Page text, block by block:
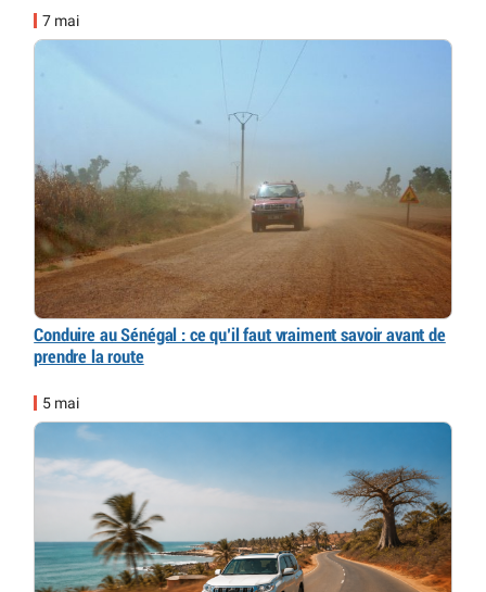
7 mai
Conduire au Sénégal : ce qu’il faut vraiment savoir avant de
prendre la route
5 mai